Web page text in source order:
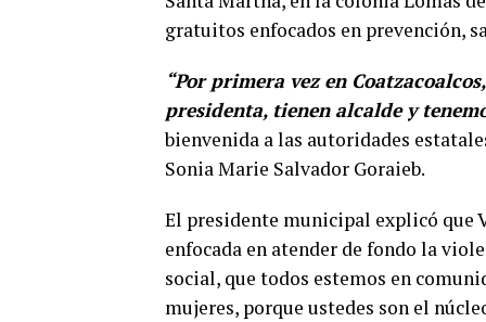
gratuitos enfocados en prevención,
“Por primera vez en
presidenta, tienen alcalde y
bienvenida a las autoridades
Sonia Marie Salvador Goraieb.
El presidente municipal explicó que
enfocada en atender de fondo la
social, que todos estemos en
mujeres, porque ustedes son el